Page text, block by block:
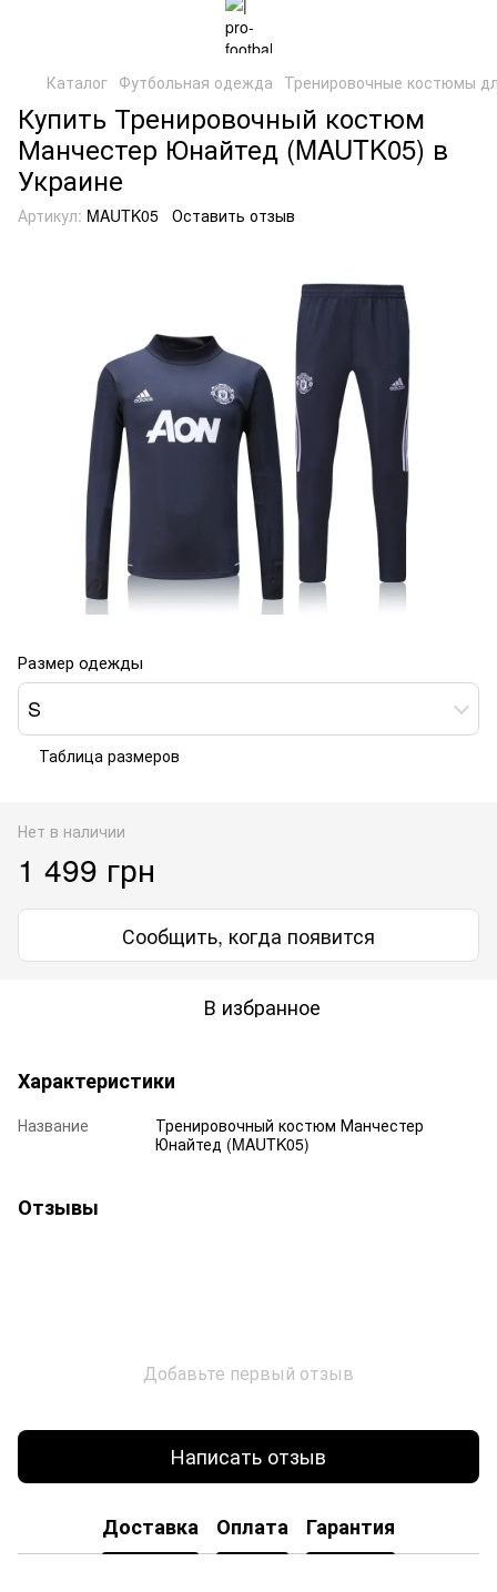
Каталог Футбольная одежда Тренировочные костюмы
Купить Тренировочный костюм
Манчестер Юнайтед (MAUTK05) в
Украине
Артикул: MAUTK05 Оставить отзыв
Размер одежды
S
Таблица размеров
Нет в наличии
1 499 грн
Сообщить, когда появится
В избранное
Характеристики
Название
Тренировочный костюм Манчестер
Юнайтед (MAUTK05)
Отзывы
Добавьте первый отзыв
Написать отзыв
Доставка Оплата Гарантия